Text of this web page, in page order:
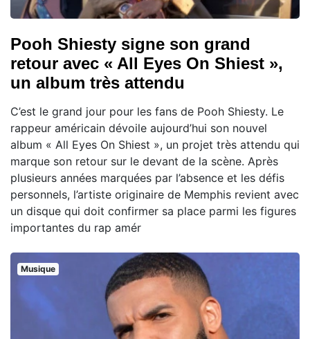
Pooh Shiesty signe son grand
retour avec « All Eyes On Shiest »,
un album très attendu
C’est le grand jour pour les fans de Pooh Shiesty. Le
rappeur américain dévoile aujourd’hui son nouvel
album « All Eyes On Shiest », un projet très attendu qui
marque son retour sur le devant de la scène. Après
plusieurs années marquées par l’absence et les défis
personnels, l’artiste originaire de Memphis revient avec
un disque qui doit confirmer sa place parmi les figures
importantes du rap amér
Musique